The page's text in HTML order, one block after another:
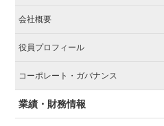
会社概要
役員プロフィール
コーポレート・ガバナンス
業績・財務情報